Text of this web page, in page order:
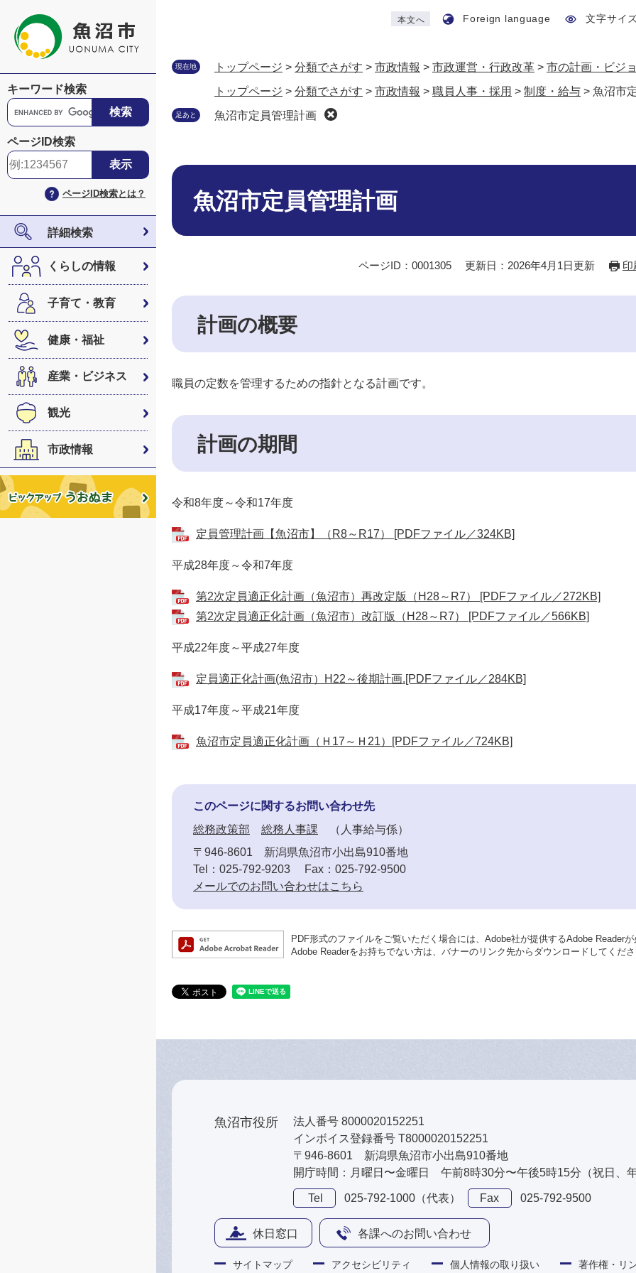
本文へ Foreign language 文字サイ
キーワード検索
G
o
o
g
ス
タ
ム
検
索
ページID検索
ページID検索とは？
詳細検索
くらしの情報
子育て・教育
健康・福祉
産業・ビジネス
観光
市政情報
現在地 トップページ > 分類でさがす > 市政情報 > 市政運営・行政改革 > 市の計画・ビジ
トップページ > 分類でさがす > 市政情報 > 職員人事・採用 > 制度・給与 > 魚沼市
足あと 魚沼市定員管理計画
本
魚沼市定員管理計画
ページID：0001305 更新日：2026年4月1日更新 印
計画の概要
職員の定数を管理するための指針となる計画です。
計画の期間
令和8年度～令和17年度
定員管理計画【魚沼市】（R8～R17） [PDFファイル／324KB]
平成28年度～令和7年度
第2次定員適正化計画（魚沼市）再改定版（H28～R7） [PDFファイル／272KB]
第2次定員適正化計画（魚沼市）改訂版（H28～R7） [PDFファイル／566KB]
平成22年度～平成27年度
定員適正化計画(魚沼市）H22～後期計画.[PDFファイル／284KB]
平成17年度～平成21年度
魚沼市定員適正化計画（Ｈ17～Ｈ21）[PDFファイル／724KB]
このページに関するお問い合わせ先
総務政策部
総務人事課
人事給与係
〒946-8601
新潟県魚沼市小出島910番地
Tel：025-792-9203
Fax：025-792-9500
メールでのお問い合わせはこちら
PDF形式のファイルをご覧いただく場合には、Adobe社が提供するAdobe Readerが
Adobe Readerをお持ちでない方は、バナーのリンク先からダウンロードしてくださ
魚沼市役所
法人番号 8000020152251
インボイス登録番号 T8000020152251
〒946-8601 新潟県魚沼市小出島910番地
開庁時間：月曜日〜金曜日 午前8時30分〜午後5時15分（祝日、年
Tel 025-792-1000（代表） Fax 025-792-9500
休日窓口 各課へのお問い合わせ
サイトマップ アクセシビリティ 個人情報の取り扱い 著作権・リ